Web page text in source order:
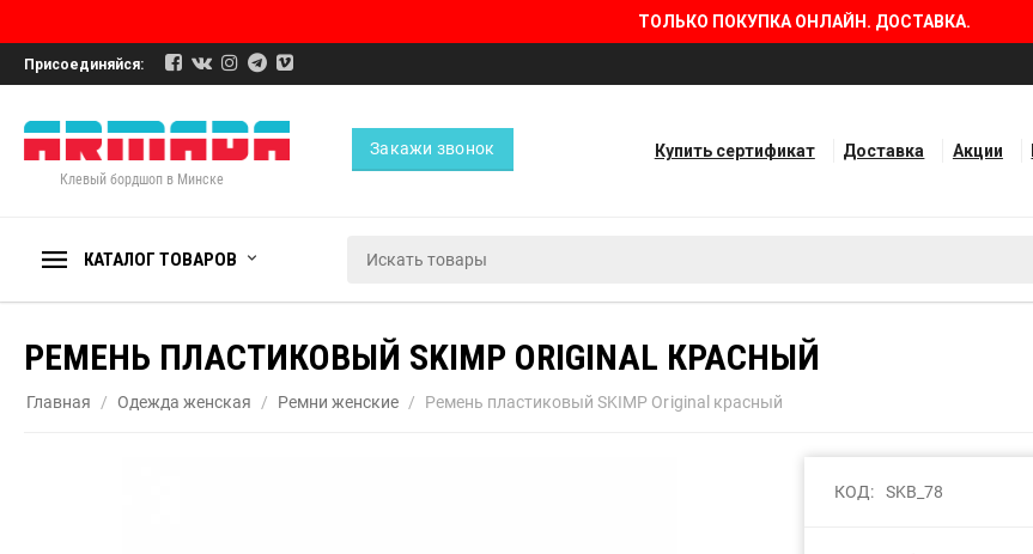
ТОЛЬКО ПОКУПКА ОНЛАЙН. ДОСТАВКА.
Присоединяйся:
Клевый бордшоп в Минске
Закажи звонок Купить сертификат Доставка Акции
КАТАЛОГ ТОВАРОВ
РЕМЕНЬ ПЛАСТИКОВЫЙ SKIMP ORIGINAL КРАСНЫЙ
Главная / Одежда женская / Ремни женские / Ремень пластиковый SKIMP Original красный
КОД: SKB_78